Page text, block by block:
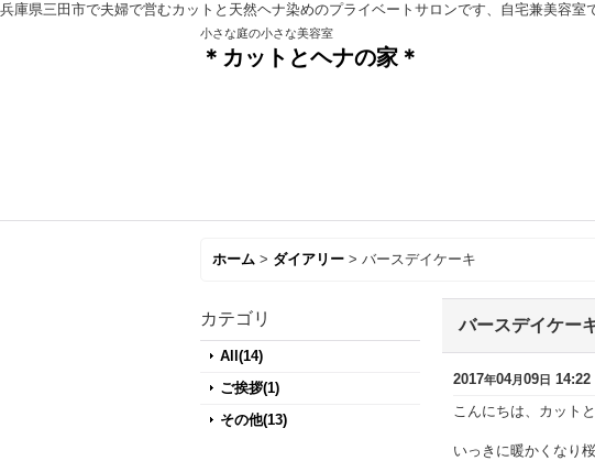
兵庫県三田市で夫婦で営むカットと天然ヘナ染めのプライベートサロンです、自宅兼美容室
小さな庭の小さな美容室
＊カットとヘナの家＊
ホーム > ダイアリー > バースデイケーキ
カテゴリ
All(14)
ご挨拶(1)
その他(13)
バースデイケー
2017年04月09日 14:22
こんにちは、カット
いっきに暖かくなり